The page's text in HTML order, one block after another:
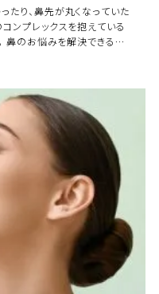
り、鼻先が丸くなっていた
ンプレックスを抱えている
鼻のお悩みを解決できる方